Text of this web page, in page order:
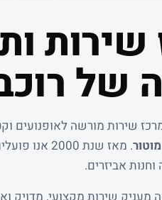
שירות
של
שירות מורשה לאופנועים
. מאז שנת
וחנות אביזרים.